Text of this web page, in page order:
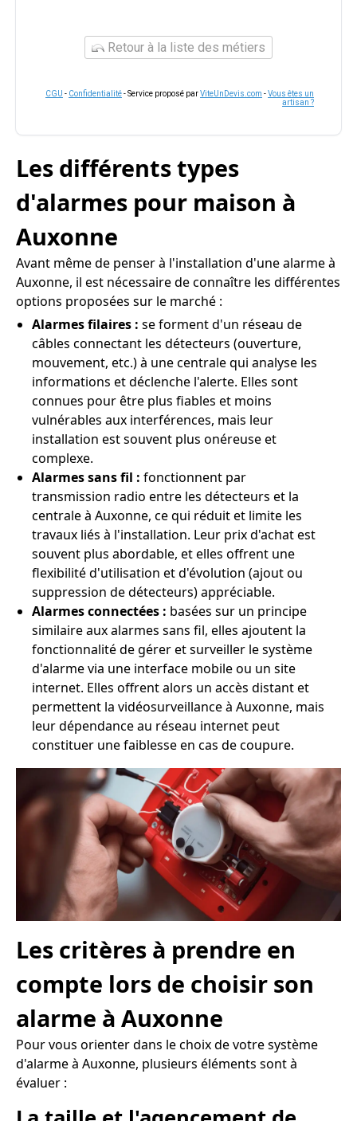
Retour à la liste des métiers
CGU - Confidentialité- Service proposé parViteUnDevis.com -Vous êtes un
artisan ?
Les différents types
d'alarmes pour maison à
Auxonne
Avant même de penser à l'installation d'une alarme à
Auxonne, il est nécessaire de connaître les différentes
options proposées sur le marché :
Alarmes filaires : se forment d'un réseau de
câbles connectant les détecteurs (ouverture,
mouvement, etc.) à une centrale qui analyse les
informations et déclenche l'alerte. Elles sont
connues pour être plus fiables et moins
vulnérables aux interférences, mais leur
installation est souvent plus onéreuse et
complexe.
Alarmes sans fil : fonctionnent par
transmission radio entre les détecteurs et la
centrale à Auxonne, ce qui réduit et limite les
travaux liés à l'installation. Leur prix d'achat est
souvent plus abordable, et elles offrent une
flexibilité d'utilisation et d'évolution (ajout ou
suppression de détecteurs) appréciable.
Alarmes connectées : basées sur un principe
similaire aux alarmes sans fil, elles ajoutent la
fonctionnalité de gérer et surveiller le système
d'alarme via une interface mobile ou un site
internet. Elles offrent alors un accès distant et
permettent la vidéosurveillance à Auxonne, mais
leur dépendance au réseau internet peut
constituer une faiblesse en cas de coupure.
Les critères à prendre en
compte lors de choisir son
alarme à Auxonne
Pour vous orienter dans le choix de votre système
d'alarme à Auxonne, plusieurs éléments sont à
évaluer :